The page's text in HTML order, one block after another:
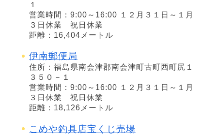
１
営業時間：9:00～16:00 １２月３１日～１月
３日休業 祝日休業
距離：16,404メートル
伊南郵便局
住所：福島県南会津郡南会津町古町西町尻１
３５０－１
営業時間：9:00～16:00 １２月３１日～１月
３日休業 祝日休業
距離：18,126メートル
こめや釣具店宝くじ売場